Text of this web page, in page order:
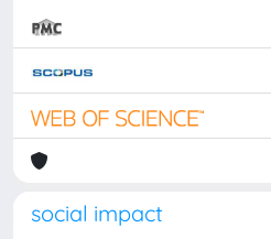
social impact